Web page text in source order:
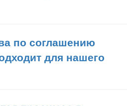
по соглашению
для нашего